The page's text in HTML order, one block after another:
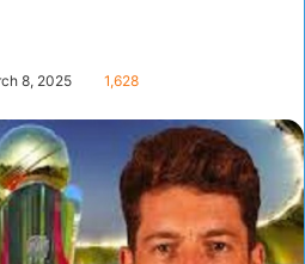
8, 2025 1,628